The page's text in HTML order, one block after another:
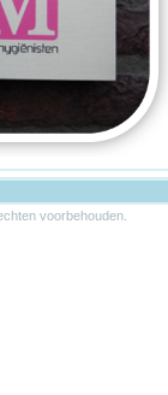
voorbehouden.